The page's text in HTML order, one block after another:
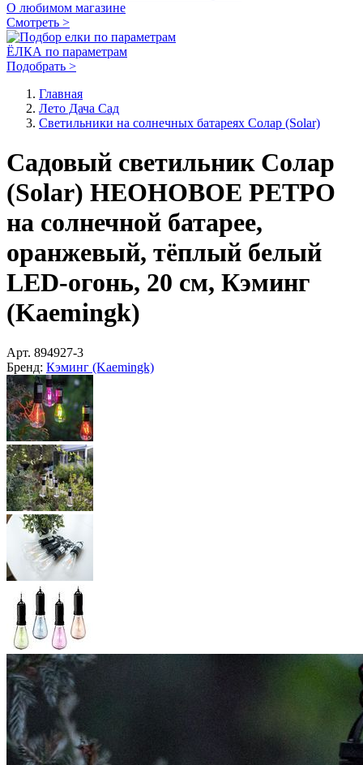
О любимом магазине
Смотреть >
ЁЛКА по параметрам
Подобрать >
Главная
Лето Дача Сад
Светильники на солнечных батареях Солар (Solar)
Садовый светильник Солар
(Solar) НЕОНОВОЕ РЕТРО
на солнечной батарее,
оранжевый, тёплый белый
LED-огонь, 20 см, Кэминг
(Kaemingk)
Арт. 894927-3
Бренд: Кэминг (Kaemingk)